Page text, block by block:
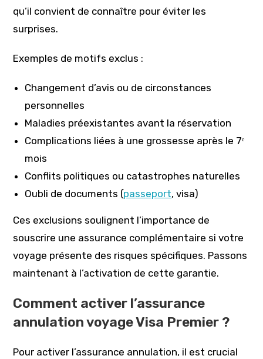
qu’il convient de connaître pour éviter les
surprises.
Exemples de motifs exclus :
Changement d’avis ou de circonstances
personnelles
Maladies préexistantes avant la réservation
Complications liées à une grossesse après le 7ᵉ
mois
Conflits politiques ou catastrophes naturelles
Oubli de documents (passeport, visa)
Ces exclusions soulignent l’importance de
souscrire une assurance complémentaire si votre
voyage présente des risques spécifiques. Passons
maintenant à l’activation de cette garantie.
Comment activer l’assurance
annulation voyage Visa Premier ?
Pour activer l’assurance annulation, il est crucial